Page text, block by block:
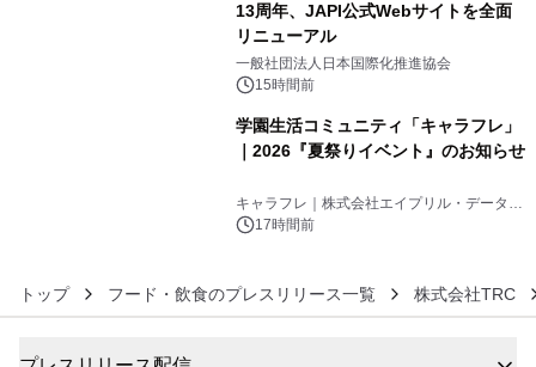
13周年、JAPI公式Webサイトを全面
リニューアル
一般社団法人日本国際化推進協会
15時間前
学園生活コミュニティ「キャラフレ」
｜2026『夏祭りイベント』のお知らせ
キャラフレ｜株式会社エイプリル・データ・
デザインズ
17時間前
トップ フード・飲食のプレスリリース一覧 株式会社TRC